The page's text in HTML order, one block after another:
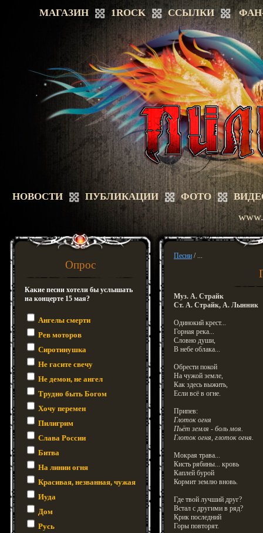
МАГАЗИН 1ROCK ССЫЛКИ
НОВОСТИ ПУБЛИКАЦИИ ФОТО
Опрос
Какие песни хотели бы услышать
на концерте 15 мая?
Ангелы смерти
Рев моторов
Сиротинушка
Не гасите свечу
Не демон, не ангел
Трудно быть Богом
Хочу перемен
Пилигрим
Слава России
Битва
На линии огня
Красивая, незванная, чужая
Иуда
Дом
Русь
Песни / ...
Муз. А. Страйк
Ст. А. Страйк, А. Лынник
Одинокий крест...
Горная река...
Словно души,
В небе облака...
Обрести покой
На чужой земле,
Как здесь выжить,
Если всё в огне.
Припев:
Глоток огня
Пьёт земля - боль моя.
Глоток огня, глоток огня.
Мокрая трава...
Кисть рябины... кровь
Каплей бурой
Кормит землю вновь.
Где твой лучший друг?
Встал с другими в ряд?
Крик последний
Горы повторят.